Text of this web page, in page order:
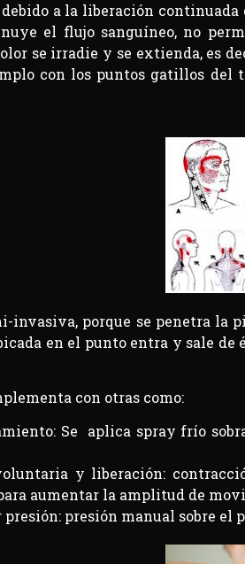
a la liberación
el flujo sanguíneo, no
se irradie y se extienda, es
con los puntos gatillos del
invasiva, porque se penetra la
en el punto entra y sale
con otras como:
Se aplica spray frío
y liberación:
aumentar la amplitud de
presión: presión manual sobre